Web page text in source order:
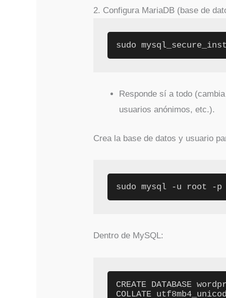
2. Configura MariaDB (base de
sudo
Responde sí a todo
usuarios anónimos, etc.).
Crea la base de datos y usuario
sudo mysql -u root -p
Dentro de MySQL:
CREATE DATABASE
COLLATE